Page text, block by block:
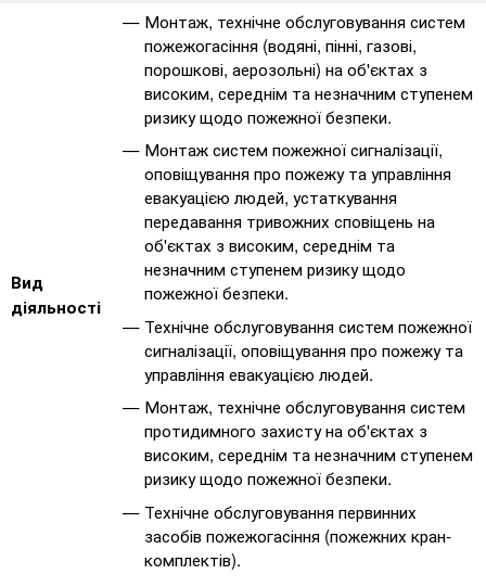
Вид
діяльності
Монтаж, технічне обслуговування систем
пожежогасіння (водяні, пінні, газові,
порошкові, аерозольні) на об'єктах з
високим, середнім та незначним ступенем
ризику щодо пожежної безпеки.
Монтаж систем пожежної сигналізації,
оповіщування про пожежу та управління
евакуацією людей, устаткування
передавання тривожних сповіщень на
об'єктах з високим, середнім та
незначним ступенем ризику щодо
пожежної безпеки.
Технічне обслуговування систем пожежної
сигналізації, оповіщування про пожежу та
управління евакуацією людей.
Монтаж, технічне обслуговування систем
протидимного захисту на об'єктах з
високим, середнім та незначним ступенем
ризику щодо пожежної безпеки.
Технічне обслуговування первинних
засобів пожежогасіння (пожежних кран-
комплектів).